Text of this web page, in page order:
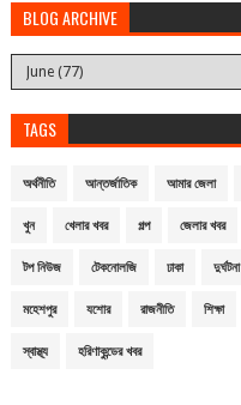
BLOG ARCHIVE
TAGS
অর্থনীতি আন্তর্জাতিক আমার জেলা
খুন খেলার খবর গল্প জেলার খবর
টপ নিউজ টেকনোলজি ঢাকা দুর্ঘটনা
মহেশপুর যশোর রাজনীতি শিক্ষা
স্বাস্থ্য হরিণাকুন্ডের খবর